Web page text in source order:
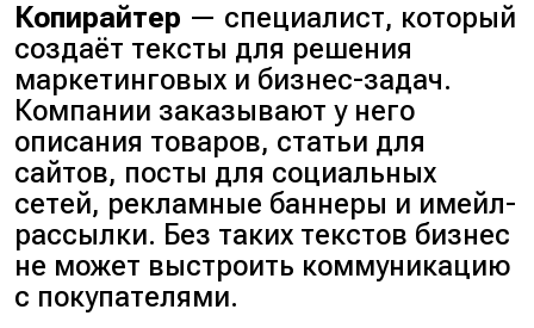
Копирайтер — специалист, который
создаёт тексты для решения
маркетинговых и бизнес-задач.
Компании заказывают у него
описания товаров, статьи для
сайтов, посты для социальных
сетей, рекламные баннеры и имейл-
рассылки. Без таких текстов бизнес
не может выстроить коммуникацию
с покупателями.